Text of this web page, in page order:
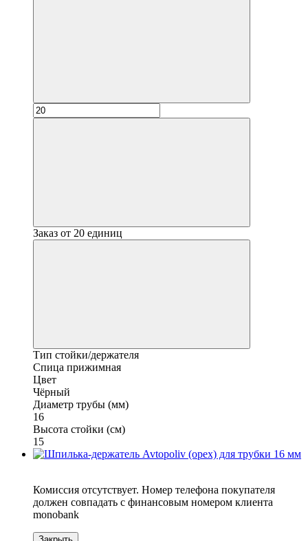
Заказ от 20 единиц
Тип стойки/держателя
Спица прижимная
Цвет
Чёрный
Диаметр трубы (мм)
16
Высота стойки (см)
15
Комиссия отсутствует. Номер телефона покупателя
должен совпадать с финансовым номером клиента
monobank